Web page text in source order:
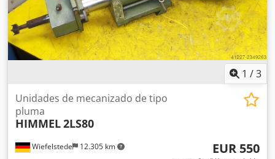
1 /3
Wiefelstede 12.305 km
Unidades de mecanizado de tipo
pluma
HIMMEL2LS80
EUR 550